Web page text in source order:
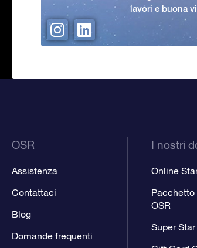
lavori e buona
OSR
Assistenza
Contattaci
Blog
Domande frequenti
I nostri
Online
Pacchetto
OSR
Super